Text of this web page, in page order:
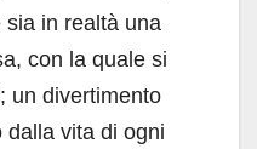
sia in realtà una
con la quale si
un divertimento
dalla vita di ogni